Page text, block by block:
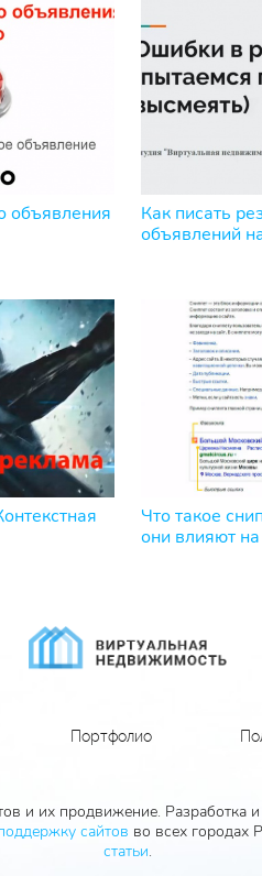
объявления
Как писать
объявлений
Что такое
они влияют
Портфолио
и их продвижение. Разработка
сайтов во всех городах
статьи.